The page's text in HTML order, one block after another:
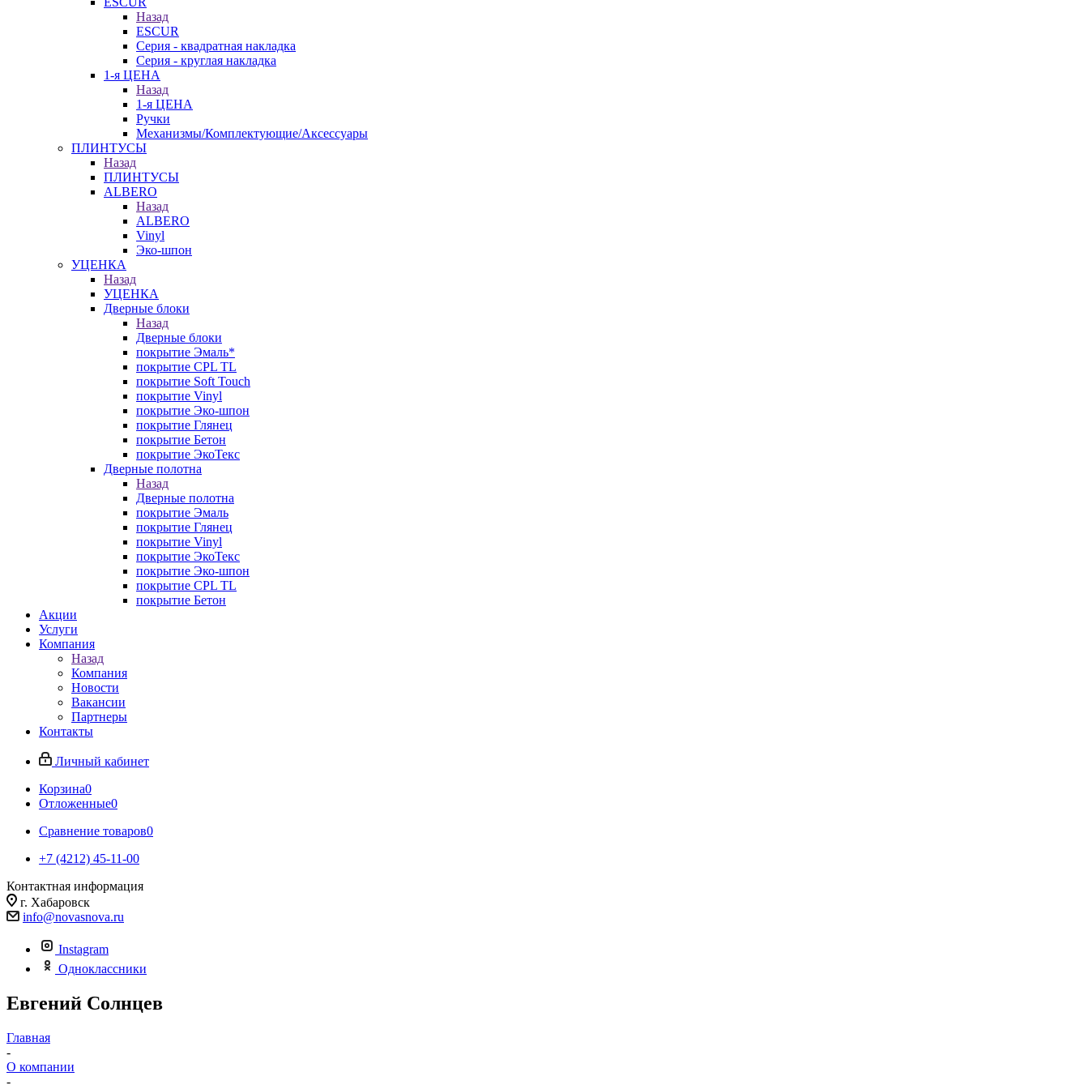
Назад
ESCUR
Серия - квадратная накладка
Серия - круглая накладка
1-я ЦЕНА
Назад
1-я ЦЕНА
Ручки
Механизмы/Комплектующие/Аксессуары
ПЛИНТУСЫ
Назад
ПЛИНТУСЫ
ALBERO
Назад
ALBERO
Vinyl
Эко-шпон
УЦЕНКА
Назад
УЦЕНКА
Дверные блоки
Назад
Дверные блоки
покрытие Эмаль*
покрытие CPL TL
покрытие Soft Touch
покрытие Vinyl
покрытие Эко-шпон
покрытие Глянец
покрытие Бетон
покрытие ЭкоТекс
Дверные полотна
Назад
Дверные полотна
покрытие Эмаль
покрытие Глянец
покрытие Vinyl
покрытие ЭкоТекс
покрытие Эко-шпон
покрытие CPL TL
покрытие Бетон
Акции
Услуги
Компания
Назад
Компания
Новости
Вакансии
Партнеры
Контакты
Личный кабинет
Корзина0
Отложенные0
Сравнение товаров0
+7 (4212) 45-11-00
Контактная информация
г. Хабаровск
info@novasnova.ru
Instagram
Одноклассники
Евгений Солнцев
Главная
-
О компании
-